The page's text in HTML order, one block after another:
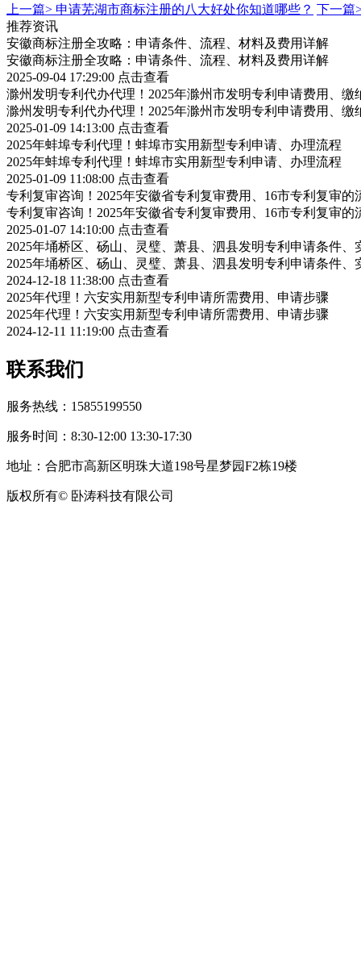
上一篇> 申请芜湖市商标注册的八大好处你知道哪些？ 下一篇
推荐资讯
安徽商标注册全攻略：申请条件、流程、材料及费用详解
安徽商标注册全攻略：申请条件、流程、材料及费用详解
2025-09-04 17:29:00 点击查看
滁州发明专利代办代理！2025年滁州市发明专利申请费用、缴
滁州发明专利代办代理！2025年滁州市发明专利申请费用、缴
2025-01-09 14:13:00 点击查看
2025年蚌埠专利代理！蚌埠市实用新型专利申请、办理流程
2025年蚌埠专利代理！蚌埠市实用新型专利申请、办理流程
2025-01-09 11:08:00 点击查看
专利复审咨询！2025年安徽省专利复审费用、16市专利复审的
专利复审咨询！2025年安徽省专利复审费用、16市专利复审的
2025-01-07 14:10:00 点击查看
2025年埇桥区、砀山、灵璧、萧县、泗县发明专利申请条件、
2025年埇桥区、砀山、灵璧、萧县、泗县发明专利申请条件、
2024-12-18 11:38:00 点击查看
2025年代理！六安实用新型专利申请所需费用、申请步骤
2025年代理！六安实用新型专利申请所需费用、申请步骤
2024-12-11 11:19:00 点击查看
联系我们
服务热线：15855199550
服务时间：8:30-12:00 13:30-17:30
地址：合肥市高新区明珠大道198号星梦园F2栋19楼
版权所有© 卧涛科技有限公司